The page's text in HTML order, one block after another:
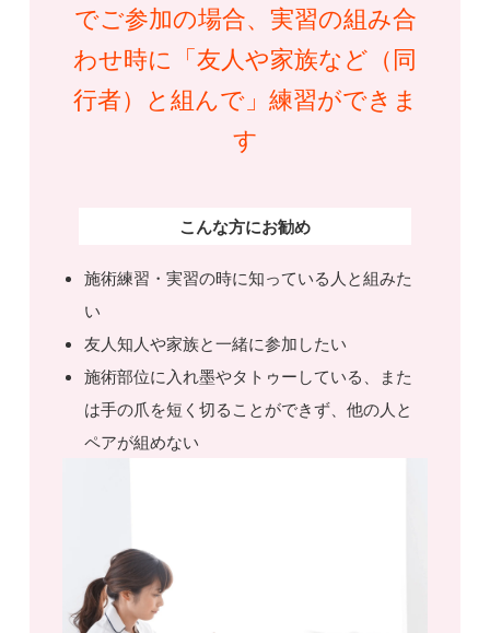
でご参加の場合、実習の組み合
わせ時に「友人や家族など（同
行者）と組んで」練習ができま
す
こんな方にお勧め
施術練習・実習の時に知っている人と組みた
い
友人知人や家族と一緒に参加したい
施術部位に入れ墨やタトゥーしている、また
は手の爪を短く切ることができず、他の人と
ペアが組めない